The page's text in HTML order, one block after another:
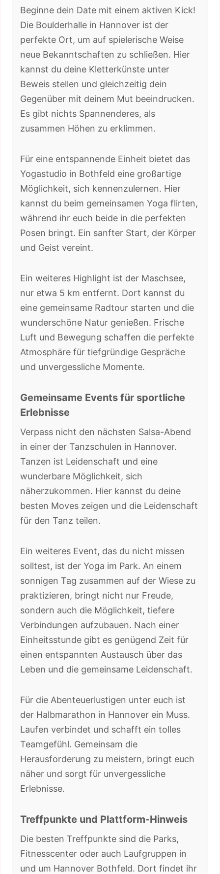
Beginne dein Date mit einem aktiven Kick!
Die Boulderhalle in Hannover ist der
perfekte Ort, um auf spielerische Weise
neue Bekanntschaften zu schließen. Hier
kannst du deine Kletterkünste unter
Beweis stellen und gleichzeitig dein
Gegenüber mit deinem Mut beeindrucken.
Es gibt nichts Spannenderes, als
zusammen Höhen zu erklimmen.
Für eine entspannende Einheit bietet das
Yogastudio in Bothfeld eine großartige
Möglichkeit, sich kennenzulernen. Hier
kannst du beim gemeinsamen Yoga flirten,
während ihr euch beide in die perfekten
Posen bringt. Ein sanfter Start, der Körper
und Geist vereint.
Ein weiteres Highlight ist der Maschsee,
nur etwa 5 km entfernt. Dort kannst du
eine gemeinsame Radtour starten und die
wunderschöne Natur genießen. Frische
Luft und Bewegung schaffen die perfekte
Atmosphäre für tiefgründige Gespräche
und unvergessliche Momente.
Gemeinsame Events für sportliche
Erlebnisse
Verpass nicht den nächsten Salsa-Abend
in einer der Tanzschulen in Hannover.
Tanzen ist Leidenschaft und eine
wunderbare Möglichkeit, sich
näherzukommen. Hier kannst du deine
besten Moves zeigen und die Leidenschaft
für den Tanz teilen.
Ein weiteres Event, das du nicht missen
solltest, ist der Yoga im Park. An einem
sonnigen Tag zusammen auf der Wiese zu
praktizieren, bringt nicht nur Freude,
sondern auch die Möglichkeit, tiefere
Verbindungen aufzubauen. Nach einer
Einheitsstunde gibt es genügend Zeit für
einen entspannten Austausch über das
Leben und die gemeinsame Leidenschaft.
Für die Abenteuerlustigen unter euch ist
der Halbmarathon in Hannover ein Muss.
Laufen verbindet und schafft ein tolles
Teamgefühl. Gemeinsam die
Herausforderung zu meistern, bringt euch
näher und sorgt für unvergessliche
Erlebnisse.
Treffpunkte und Plattform-Hinweis
Die besten Treffpunkte sind die Parks,
Fitnesscenter oder auch Laufgruppen in
und um Hannover Bothfeld. Dort findet ihr